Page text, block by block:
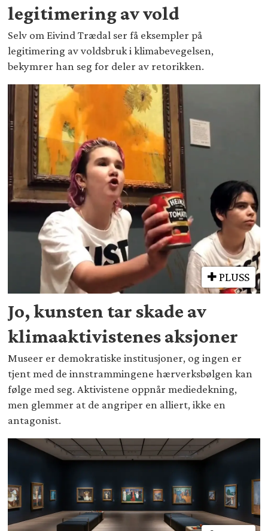
legitimering av vold
Selv om Eivind Trædal ser få eksempler på
legitimering av voldsbruk i klimabevegelsen,
bekymrer han seg for deler av retorikken.
PLUSS
Jo, kunsten tar skade av
klimaaktivistenes aksjoner
Museer er demokratiske institusjoner, og ingen er
tjent med de innstrammingene hærverksbølgen kan
følge med seg. Aktivistene oppnår mediedekning,
men glemmer at de angriper en alliert, ikke en
antagonist.